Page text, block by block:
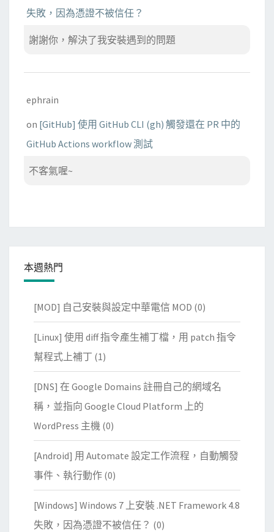
失敗，因為憑證不被信任？
謝謝你，解決了我安裝遇到的問題
ephrain
on [GitHub] 使用 GitHub CLI (gh) 觸發還在 PR 中的
GitHub Actions workflow 測試
不客氣喔~
本週熱門
[MOD] 自己安裝與設定中華電信 MOD (0)
[Linux] 使用 diff 指令產生補丁檔，用 patch 指令
幫程式上補丁 (1)
[DNS] 在 Google Domains 註冊自己的網域名
稱，並指向 Google Cloud Platform 上的
WordPress 主機 (0)
[Android] 用 Automate 設定工作流程，自動觸發
事件、執行動作 (0)
[Windows] Windows 7 上安裝 .NET Framework 4.8
失敗，因為憑證不被信任？ (0)